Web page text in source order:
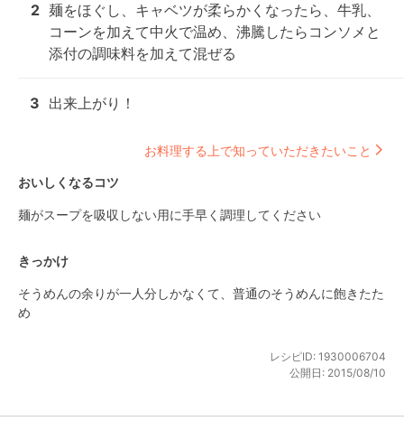
2 麺をほぐし、キャベツが柔らかくなったら、牛乳、
コーンを加えて中火で温め、沸騰したらコンソメと
添付の調味料を加えて混ぜる
3 出来上がり！
お料理する上で知っていただきたいこと
おいしくなるコツ
麺がスープを吸収しない用に手早く調理してください
きっかけ
そうめんの余りが一人分しかなくて、普通のそうめんに飽きたた
め
レシピID: 1930006704
公開日: 2015/08/10